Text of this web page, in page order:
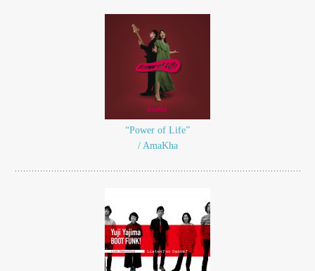
“Power of Life”
/ AmaKha